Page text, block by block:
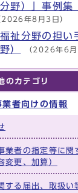
野）」事例集
2026年8月3日）
祉分野の担い
） （2026年6月
のカテゴリ
者向けの情報
業者の指定等に関
変更、加算）
する届出、取扱い